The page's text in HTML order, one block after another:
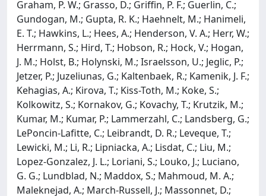
Graham, P. W.; Grasso, D.; Griffin, P. F.; Guerlin, C.;
Gundogan, M.; Gupta, R. K.; Haehnelt, M.; Hanimeli,
E. T.; Hawkins, L.; Hees, A.; Henderson, V. A.; Herr, W.;
Herrmann, S.; Hird, T.; Hobson, R.; Hock, V.; Hogan,
J. M.; Holst, B.; Holynski, M.; Israelsson, U.; Jeglic, P.;
Jetzer, P.; Juzeliunas, G.; Kaltenbaek, R.; Kamenik, J. F.;
Kehagias, A.; Kirova, T.; Kiss-Toth, M.; Koke, S.;
Kolkowitz, S.; Kornakov, G.; Kovachy, T.; Krutzik, M.;
Kumar, M.; Kumar, P.; Lammerzahl, C.; Landsberg, G.;
LePoncin-Lafitte, C.; Leibrandt, D. R.; Leveque, T.;
Lewicki, M.; Li, R.; Lipniacka, A.; Lisdat, C.; Liu, M.;
Lopez-Gonzalez, J. L.; Loriani, S.; Louko, J.; Luciano,
G. G.; Lundblad, N.; Maddox, S.; Mahmoud, M. A.;
Maleknejad, A.; March-Russell, J.; Massonnet, D.;